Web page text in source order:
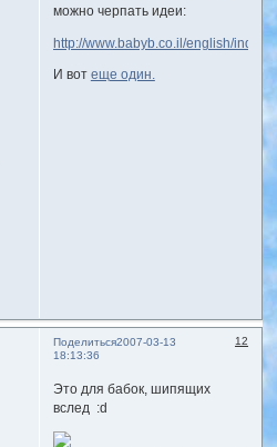
можно черпать идеи:
http://www.babyb.co.il/english/
И вот еще один.
Поделиться 12
2007-03-13
18:13:36
Это для бабок, шипящих
вслед :d